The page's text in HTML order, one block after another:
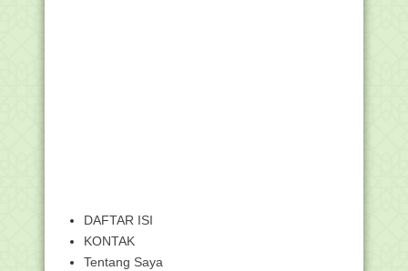
DAFTAR ISI
KONTAK
Tentang Saya